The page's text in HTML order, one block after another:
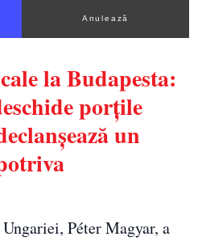
Anulează
la Budapesta:
porțile
un
Péter Magyar, a